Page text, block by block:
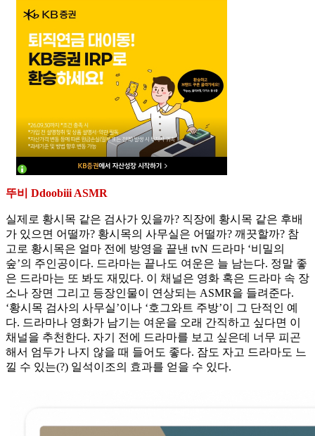
뚜비 Ddoobiii ASMR
실제로 황시목 같은 검사가 있을까? 직장에 황시목 같은 후배
가 있으면 어떨까? 황시목의 사무실은 어떨까? 깨끗할까? 참
고로 황시목은 얼마 전에 방영을 끝낸 tvN 드라마 ‘비밀의
숲’의 주인공이다. 드라마는 끝나도 여운은 늘 남는다. 정말 좋
은 드라마는 또 봐도 재밌다. 이 채널은 영화 혹은 드라마 속 장
소나 장면 그리고 등장인물이 연상되는 ASMR을 들려준다.
‘황시목 검사의 사무실’이나 ‘호그와트 주방’이 그 단적인 예
다. 드라마나 영화가 남기는 여운을 오래 간직하고 싶다면 이
채널을 추천한다. 자기 전에 드라마를 보고 싶은데 너무 피곤
해서 엄두가 나지 않을 때 들어도 좋다. 잠도 자고 드라마도 느
낄 수 있는(?) 일석이조의 효과를 얻을 수 있다.